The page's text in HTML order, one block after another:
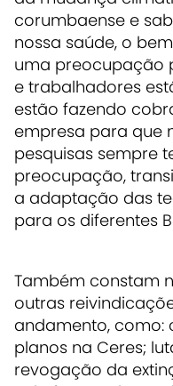
corumbaense e
nossa saúde, o
uma preocupação
e trabalhadores
estão fazendo
empresa para que
pesquisas sempre
preocupação,
a adaptação das
para os diferentes
Também constam
outras
andamento, como:
planos na Ceres;
revogação da